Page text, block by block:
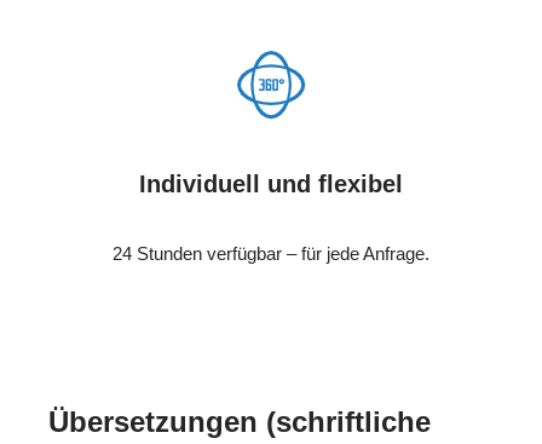
Individuell und flexibel
24 Stunden verfügbar – für jede Anfrage.
Übersetzungen (schriftliche